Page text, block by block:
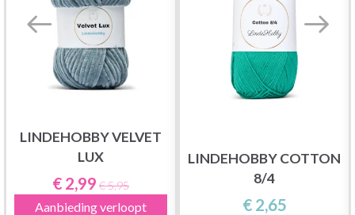
LINDEHOBBY VELVET
LUX
€ 2,99 € 5,95
Aanbieding verloopt
LINDEHOBBY COTTON
8/4
€ 2,65